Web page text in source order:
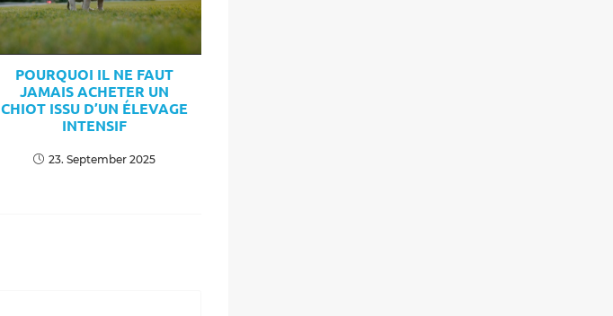
POURQUOI IL NE FAUT
JAMAIS ACHETER UN
CHIOT ISSU D’UN ÉLEVAGE
INTENSIF
23. September 2025